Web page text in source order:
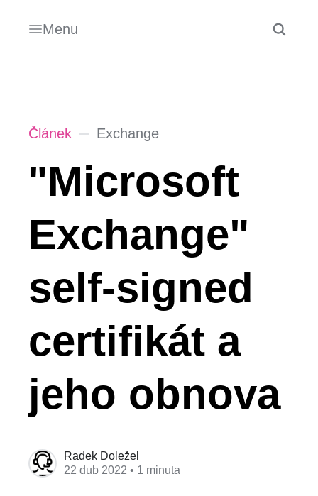
Menu
Článek Exchange
"Microsoft
Exchange"
self-signed
certifikát a
jeho obnova
Radek Doležel
22 dub 2022 • 1 minuta